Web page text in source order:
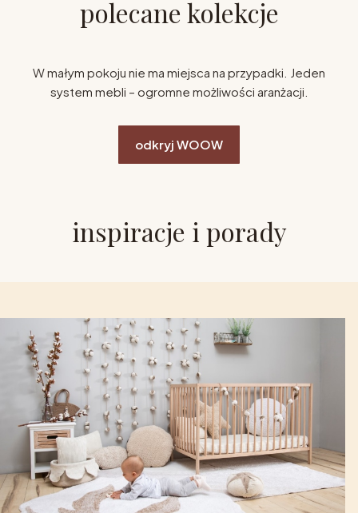
polecane kolekcje
W małym pokoju nie ma miejsca na przypadki. Jeden
system mebli – ogromne możliwości aranżacji.
odkryj WOOW
inspiracje i porady